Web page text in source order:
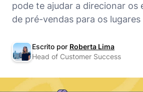
pode te ajudar a direcionar os
de pré-vendas para os
Escrito por Roberta Lima
Head of Customer Success